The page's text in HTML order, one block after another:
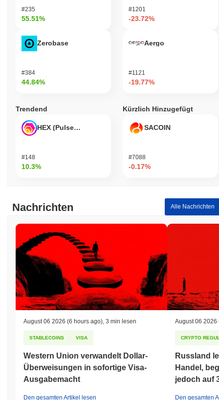
#235
55.51%
Zerobase
#384
44.84%
#1201
-23.72%
Aergo
#1121
-19.77%
Trendend
HEX (Pulsechain)
#148
10.3%
Kürzlich Hinzugefügt
SACOIN
#7088
-0.17%
Nachrichten Alle Nachrichten
August 06 2026 (6 hours ago) 3 min lesen
STABLECOINS VISA
Western Union verwandelt Dollar-
Überweisungen in sofortige Visa-
Ausgabemacht
Den gesamten Artikel lesen
August 06 2026
CRYPTO
Russland
Handel,
jedoch auf
Den gesamten